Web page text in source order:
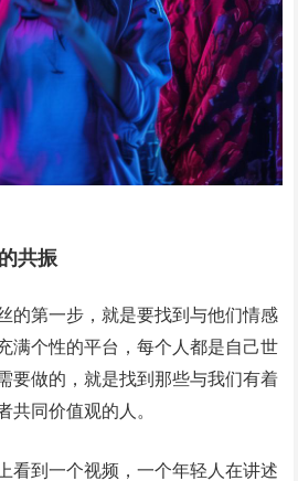
共振
的第一步，就是要找到与他们情感
满个性的平台，每个人都是自己世
要做的，就是找到那些与我们有着
共同价值观的人。
看到一个视频，一个年轻人在讲述